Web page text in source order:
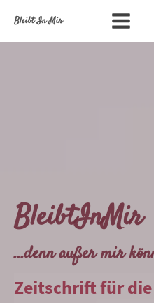
Bleibt In Mir
BleibtInMir
...denn außer mir
Zeitschrift für